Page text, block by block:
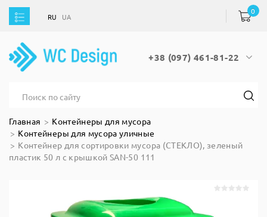
UA
+38 (097) 461-81-22
RU UA
0
Главная
Контейнеры для мусора
Контейнеры для мусора уличные
Контейнер для сортировки мусора (СТЕКЛО), зеленый
пластик 50 л с крышкой SAN-50 111